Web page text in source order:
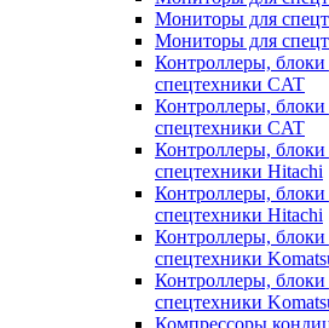
Мониторы для
Мониторы для
Контроллеры, блоки
спецтехники CAT
Контроллеры, блоки
спецтехники CAT
Контроллеры, блоки
спецтехники Hitachi
Контроллеры, блоки
спецтехники Hitachi
Контроллеры, блоки
спецтехники
Контроллеры, блоки
спецтехники
Компрессоры